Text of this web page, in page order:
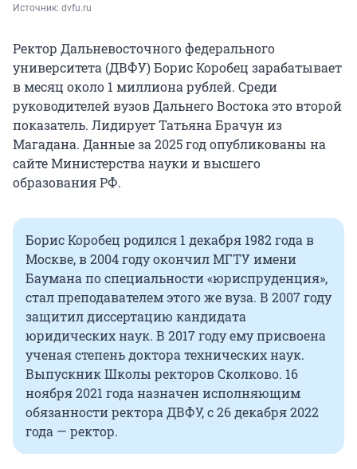
Источник: dvfu.ru
Ректор Дальневосточного федерального
университета (ДВФУ) Борис Коробец зарабатывает
в месяц около 1 миллиона рублей. Среди
руководителей вузов Дальнего Востока это второй
показатель. Лидирует Татьяна Брачун из
Магадана. Данные за 2025 год опубликованы на
сайте Министерства науки и высшего
образования РФ.
Борис Коробец родился 1 декабря 1982 года в
Москве, в 2004 году окончил МГТУ имени
Баумана по специальности «юриспруденция»,
стал преподавателем этого же вуза. В 2007 году
защитил диссертацию кандидата
юридических наук. В 2017 году ему присвоена
ученая степень доктора технических наук.
Выпускник Школы ректоров Сколково. 16
ноября 2021 года назначен исполняющим
обязанности ректора ДВФУ, с 26 декабря 2022
года — ректор.